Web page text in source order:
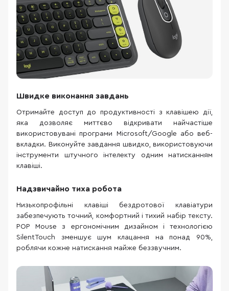
Швидке виконання завдань
Отримайте доступ до продуктивності з клавішею дії,
яка дозволяє миттєво відкривати найчастіше
використовувані програми Microsoft/Google або веб-
вкладки. Виконуйте завдання швидко, використовуючи
інструменти штучного інтелекту одним натисканням
клавіші.
Надзвичайно тиха робота
Низькопрофільні клавіші бездротової клавіатури
забезпечують точний, комфортний і тихий набір тексту.
POP Mouse з ергономічним дизайном і технологією
SilentTouch зменшує шум клацання на понад 90%,
роблячи кожне натискання майже беззвучним.